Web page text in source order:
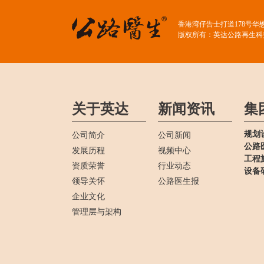
香港湾仔告士打道178号华
版权所有：英达公路再生
关于英达
公司简介
发展历程
资质荣誉
领导关怀
企业文化
管理层与架构
新闻资讯
公司新闻
视频中心
行业动态
公路医生报
集
规划
公路
工程
设备